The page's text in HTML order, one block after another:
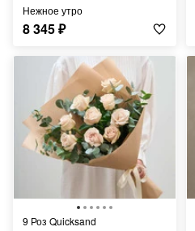
Нежное утро
8 345₽
9 Роз Quicksand